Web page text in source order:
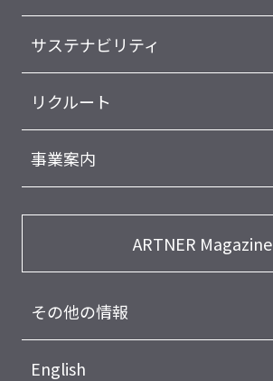
サステナビリティ
リクルート
事業案内
ARTNER Magazine
その他の情報
English